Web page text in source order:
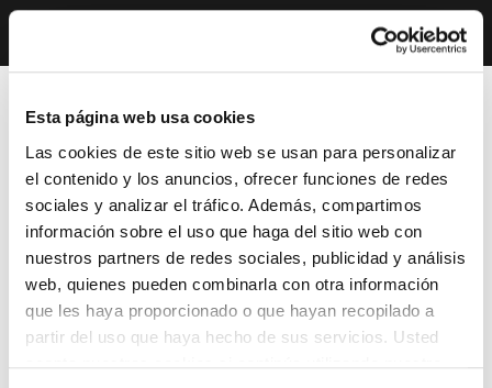
Esta página web usa cookies
Las cookies de este sitio web se usan para personalizar
el contenido y los anuncios, ofrecer funciones de redes
sociales y analizar el tráfico. Además, compartimos
información sobre el uso que haga del sitio web con
nuestros partners de redes sociales, publicidad y análisis
web, quienes pueden combinarla con otra información
que les haya proporcionado o que hayan recopilado a
partir del uso que haya hecho de sus servicios. Usted